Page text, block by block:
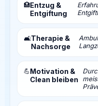
🏥Entzug &
Entgiftung
🛋️Therapie &
Nachsorge
💪Motivation &
Clean bleiben